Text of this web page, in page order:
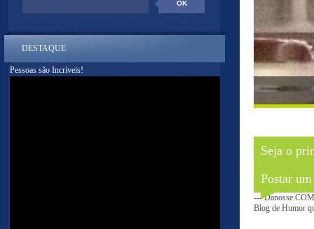
Seja o
Postar
---
Blog de Humor
DESTAQUE
Pessoas são Incríveis!